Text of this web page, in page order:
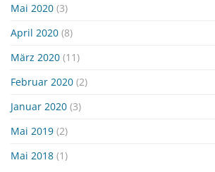
Mai 2020 (3)
April 2020 (8)
März 2020 (11)
Februar 2020 (2)
Januar 2020 (3)
Mai 2019 (2)
Mai 2018 (1)